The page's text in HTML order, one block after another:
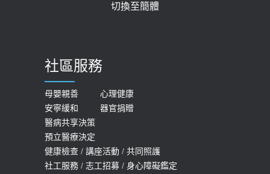
2026-05-21
女性必看國健署公費懶人包！這幾項檢
查完全免費 沒做虧大了
2026-05-14
質密度檢查！醫：注意5重點可逆轉
膝蓋退化有9大部位 骨科醫坦言：不
一定得換人工關節
2019-10-08
20歲迪士尼男星因癲癇猝逝 老人小
孩最好發、醫師點出8大前兆
2019-07-09
切換至簡體
社區服務
母嬰親善
心理健康
安寧緩和
器官捐贈
醫病共享決策
預立醫療決定
健康檢查 / 講座活動 / 共同照護
社工服務 / 志工招募 / 身心障礙鑑定